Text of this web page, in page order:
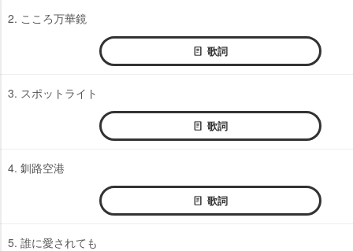
2. こころ万華鏡
歌詞
3. スポットライト
歌詞
4. 釧路空港
歌詞
5. 誰に愛されても